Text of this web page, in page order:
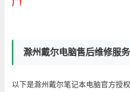
厂!
滁州戴尔电脑售后维修服
以下是滁州戴尔笔记本电脑官方授